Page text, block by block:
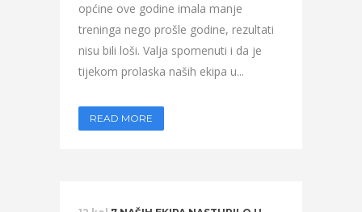
općine ove godine imala manje
treninga nego prošle godine, rezultati
nisu bili loši. Valja spomenuti i da je
tijekom prolaska naših ekipa u...
READ MORE